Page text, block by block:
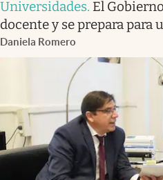
Universidades. El
docente y se prepara para
Daniela Romero